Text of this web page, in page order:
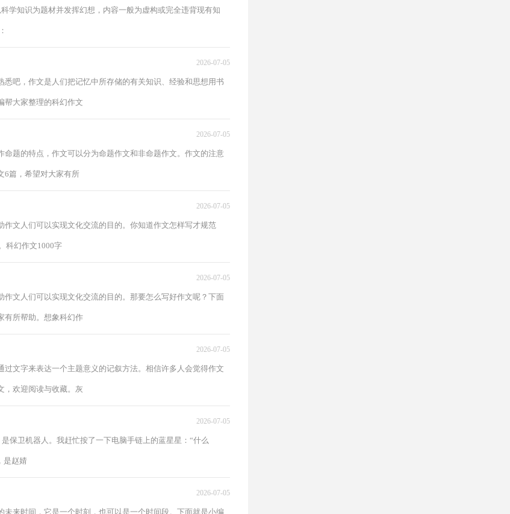
学知识为题材并发挥幻想，内容一般为虚构或完全违背现有知
2026-07-05
吧，作文是人们把记忆中所存储的有关知识、经验和思想用书
帮大家整理的科幻作文
2026-07-05
题的特点，作文可以分为命题作文和非命题作文。作文的注意
6篇，希望对大家有所
2026-07-05
文人们可以实现文化交流的目的。你知道作文怎样写才规范
科幻作文1000字
2026-07-05
文人们可以实现文化交流的目的。那要怎么写好作文呢？下面
有所帮助。想象科幻作
2026-07-05
文字来表达一个主题意义的记叙方法。相信许多人会觉得作文
，欢迎阅读与收藏。灰
2026-07-05
保卫机器人。我赶忙按了一下电脑手链上的蓝星星：“什么
是赵婧
2026-07-05
来时间，它是一个时刻，也可以是一个时间段。下面就是小编